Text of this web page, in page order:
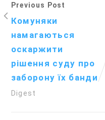
Previous Post
Комуняки
намагаються
оскаржити
рішення суду про
заборону їх банди
Digest